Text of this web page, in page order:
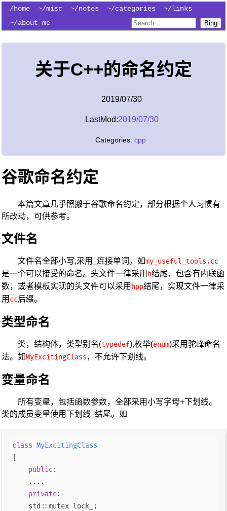
/home ~/misc ~/notes ~/categories
~/links
~/about me
Bing
关于C++的命名约定
2019/07/30
LastMod:2019/07/30
Categories:cpp
谷歌命名约定
本篇文章几乎照搬于谷歌命名约定，部分根据个人习惯有
所改动，可供参考。
文件名
文件名全部小写,采用 _连接单词。如my_useful_tools.cc
是一个可以接受的命名。头文件一律采用 h结尾，包含有内联函
数，或者模板实现的头文件可以采用 hpp结尾，实现文件一律采
用 cc后缀。
类型命名
类，结构体，类型别名(typedef),枚举(enum)采用驼峰命名
法。如MyExcitingClass，不允许下划线。
变量命名
所有变量，包括函数参数，全部采用小写字母+下划线。
类的成员变量使用下划线 _结尾。如
class MyExcitingClass
{
public :
    ....
private:
    std::mutex lock_;